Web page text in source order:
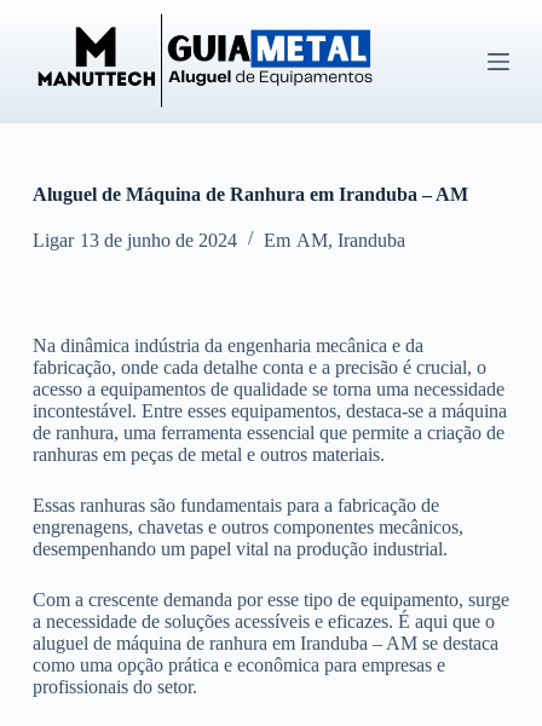
ú
d
o
Aluguel de Máquina de Ranhura em Iranduba – AM
Ligar 13 de junho de 2024 Em AM, Iranduba
Na dinâmica indústria da engenharia mecânica e da
fabricação, onde cada detalhe conta e a precisão é crucial, o
acesso a equipamentos de qualidade se torna uma necessidade
incontestável. Entre esses equipamentos, destaca-se a máquina
de ranhura, uma ferramenta essencial que permite a criação de
ranhuras em peças de metal e outros materiais.
Essas ranhuras são fundamentais para a fabricação de
engrenagens, chavetas e outros componentes mecânicos,
desempenhando um papel vital na produção industrial.
Com a crescente demanda por esse tipo de equipamento, surge
a necessidade de soluções acessíveis e eficazes. É aqui que o
aluguel de máquina de ranhura em Iranduba – AM se destaca
como uma opção prática e econômica para empresas e
profissionais do setor.